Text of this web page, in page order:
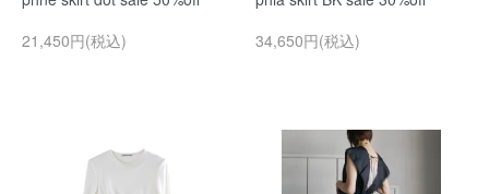
21,450円(税込)
34,650円(税込)